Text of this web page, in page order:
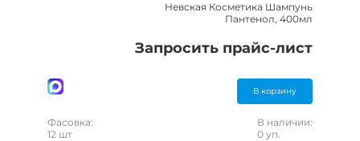
Невская Косметика Шампунь
Пантенол, 400мл
Запросить прайс-лист
В корзину
Фасовка:
12 шт
В наличии:
0 уп.